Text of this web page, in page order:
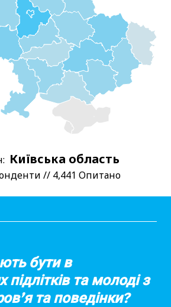
Київська область
// 4,441 Опитано
бути в
підлітків та молоді з
та поведінки?